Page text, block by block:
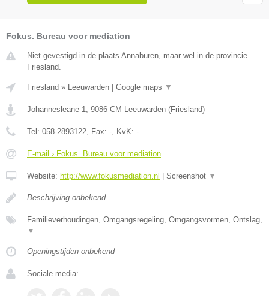
Fokus. Bureau voor mediation
Niet gevestigd in de plaats Annaburen, maar wel in de provincie
Friesland.
Friesland » Leeuwarden Google maps ▼
Johannesleane 1 9086 CM Leeuwarden (Friesland)
Tel: 058-2893122 , Fax: - , KvK: -
E-mail › Fokus. Bureau voor mediation
Website: http://www.fokusmediation.nl Screenshot ▼
Beschrijving onbekend
Familieverhoudingen, Omgangsregeling, Omgangsvormen, Ontslag,
▼
Openingstijden onbekend
Sociale media: